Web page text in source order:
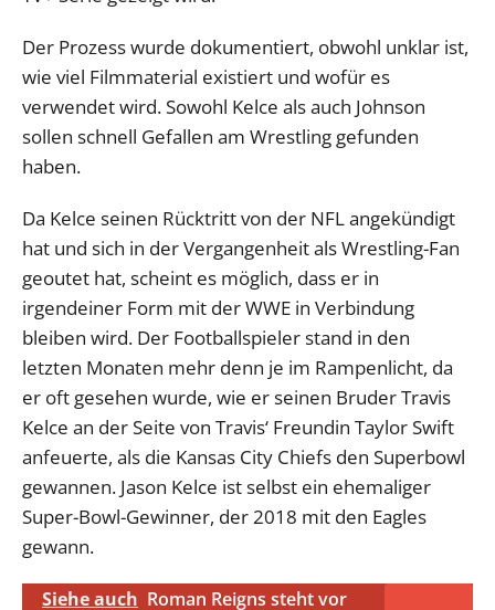
Der Prozess wurde dokumentiert, obwohl unklar ist,
wie viel Filmmaterial existiert und wofür es
verwendet wird. Sowohl Kelce als auch Johnson
sollen schnell Gefallen am Wrestling gefunden
haben.
Da Kelce seinen Rücktritt von der NFL angekündigt
hat und sich in der Vergangenheit als Wrestling-Fan
geoutet hat, scheint es möglich, dass er in
irgendeiner Form mit der WWE in Verbindung
bleiben wird. Der Footballspieler stand in den
letzten Monaten mehr denn je im Rampenlicht, da
er oft gesehen wurde, wie er seinen Bruder Travis
Kelce an der Seite von Travis‘ Freundin Taylor Swift
anfeuerte, als die Kansas City Chiefs den Superbowl
gewannen. Jason Kelce ist selbst ein ehemaliger
Super-Bowl-Gewinner, der 2018 mit den Eagles
gewann.
Siehe auch Roman Reigns steht vor